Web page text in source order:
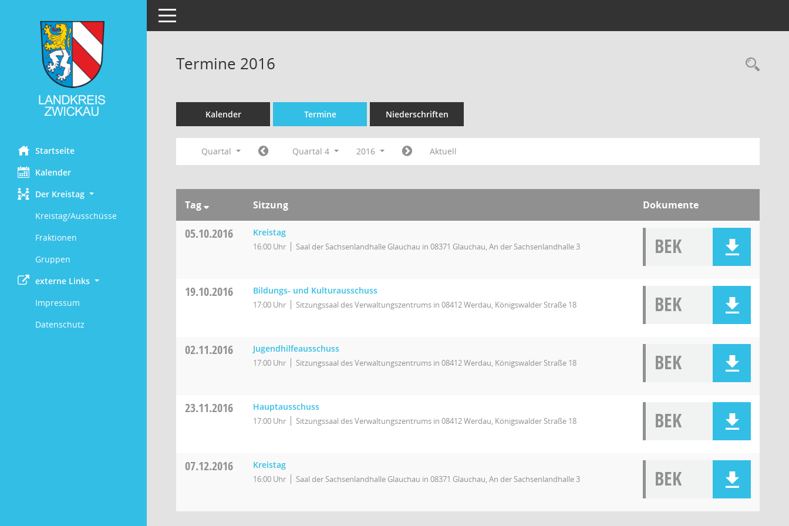
Startseite
Kalender
Der Kreistag
Kreistag/Ausschüsse
Fraktionen
Gruppen
externe Links
Impressum
Datenschutz
Toggle navigation
Termine 2016
Kalender Termine Niederschriften
Quartal Quartal 4 2016 Aktuell
Tag Sitzung Dokumente
05.10.2016 Kreistag
16:00 Uhr Saal der Sachsenlandhalle Glauchau in 08371 Glauchau, An der Sachsenlandhalle 3 BEK
19.10.2016 Bildungs- und Kulturausschuss
17:00 Uhr Sitzungssaal des Verwaltungszentrums in 08412 Werdau, Königswalder Straße 18 BEK
02.11.2016 Jugendhilfeausschuss
17:00 Uhr Sitzungssaal des Verwaltungszentrums in 08412 Werdau, Königswalder Straße 18 BEK
23.11.2016 Hauptausschuss
17:00 Uhr Sitzungssaal des Verwaltungszentrums in 08412 Werdau, Königswalder Straße 18 BEK
07.12.2016 Kreistag
16:00 Uhr Saal der Sachsenlandhalle Glauchau in 08371 Glauchau, An der Sachsenlandhalle 3 BEK